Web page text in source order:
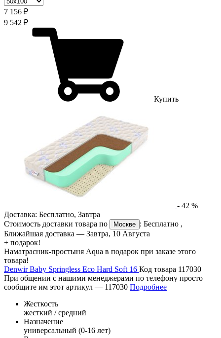
7 156 ₽
9 542 ₽
Купить
- 42 %
Доставка: Бесплатно, Завтра
Стоимость доставки товара по
Москве : Бесплатно ,
Ближайшая доставка — Завтра, 10 Августа
+ подарок!
Наматрасник-простыня Aqua в подарок при заказе этого
товара!
Denwir Baby Springless Eco Hard Soft 16 Код товара 117030
При общении с нашими менеджерами по телефону просто
сообщите им этот артикул — 117030 Подробнее
Жесткость
жесткий / средний
Назначение
универсальный (0-16 лет)